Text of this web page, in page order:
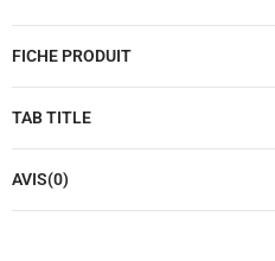
FICHE PRODUIT
TAB TITLE
AVIS(0)